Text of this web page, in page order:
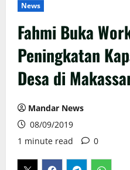
News
Fahmi Buka
Peningkatan
Desa di
Mandar News
08/09/2019
1 minute read
0